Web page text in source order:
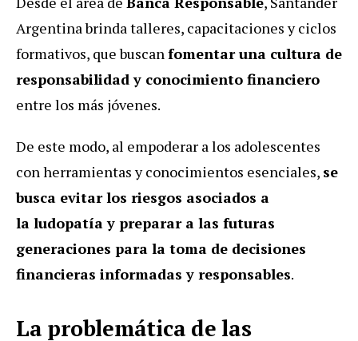
Argentina brinda talleres, capacitaciones y ciclos
formativos, que buscanfomentar una cultura de
responsabilidad y conocimiento financiero
entre los más jóvenes.
De este modo, al empoderar a los adolescentes
con herramientas y conocimientos esenciales, se
busca evitar los riesgos asociados a
la ludopatíay preparar a las futuras
generaciones para la toma de decisiones
financieras informadas y responsables.
La problemática de las